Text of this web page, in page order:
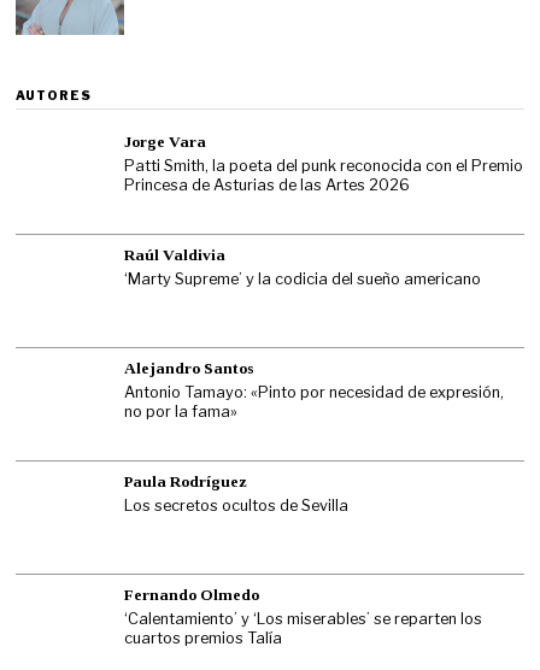
AUTORES
Jorge Vara
Patti Smith, la poeta del punk reconocida con el Premio
Princesa de Asturias de las Artes 2026
Raúl Valdivia
‘Marty Supreme’ y la codicia del sueño americano
Alejandro Santos
Antonio Tamayo: «Pinto por necesidad de expresión,
no por la fama»
Paula Rodríguez
Los secretos ocultos de Sevilla
Fernando Olmedo
‘Calentamiento’ y ‘Los miserables’ se reparten los
cuartos premios Talía